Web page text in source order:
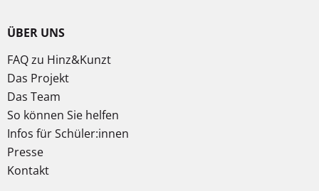
ÜBER UNS
FAQ zu Hinz&Kunzt
Das Projekt
Das Team
So können Sie helfen
Infos für Schüler:innen
Presse
Kontakt